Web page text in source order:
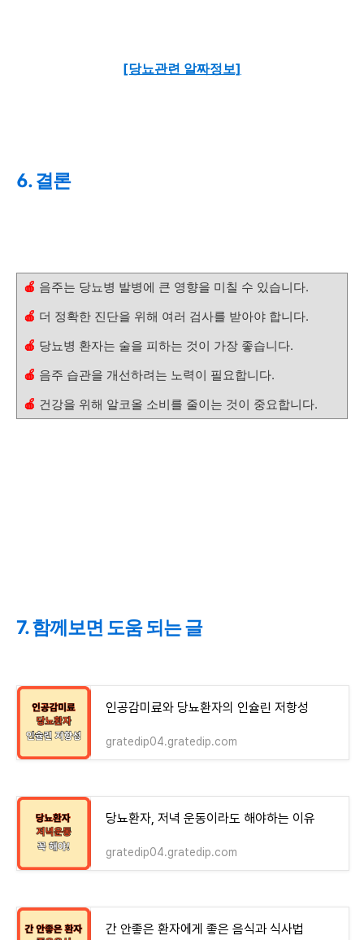
[당뇨관련 알짜정보]
6. 결론
🍎 음주는 당뇨병 발병에 큰 영향을 미칠 수 있습니다.
🍎 더 정확한 진단을 위해 여러 검사를 받아야 합니다.
🍎 당뇨병 환자는 술을 피하는 것이 가장 좋습니다.
🍎 음주 습관을 개선하려는 노력이 필요합니다.
🍎 건강을 위해 알코올 소비를 줄이는 것이 중요합니다.
7. 함께보면 도움 되는 글
인공감미료와 당뇨환자의 인슐린 저항성
gratedip04.gratedip.com
당뇨환자, 저녁 운동이라도 해야하는 이유
gratedip04.gratedip.com
간 안좋은 환자에게 좋은 음식과 식사법